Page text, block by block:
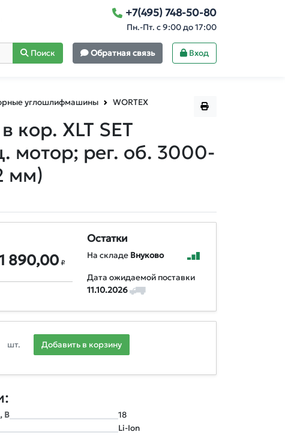
+7(495) 748-50-80
Пн.-Пт. с 9:00 до 17:00
Поиск Обратная связь Вход
углошлифмашины WORTEX
кор. XLT SET
мотор; рег. об. 3000-
мм)
890,00 ₽
Остатки
На складе Внуково
Дата ожидаемой поставки
11.10.2026
шт. Добавить в корзину
В
18
Li-Ion